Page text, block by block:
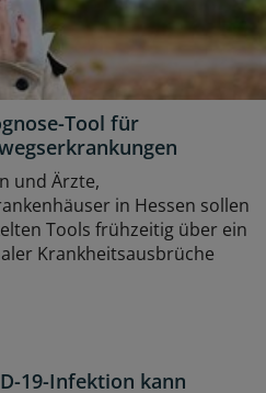
Tool für
und Ärzte,
in Hessen sollen
Tools frühzeitig über ein
Krankheitsausbrüche
19-Infektion kann